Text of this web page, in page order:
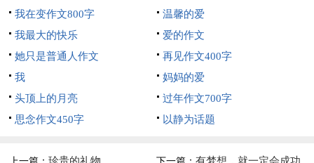
我在变作文800字
温馨的爱
我最大的快乐
爱的作文
她只是普通人作文
再见作文400字
我
妈妈的爱
头顶上的月亮
过年作文700字
思念作文450字
以静为话题